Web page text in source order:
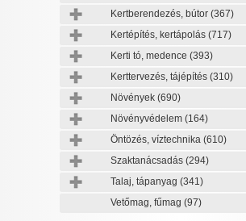
Kertberendezés, bútor (367)
Kertépítés, kertápolás (717)
Kerti tó, medence (393)
Kerttervezés, tájépítés (310)
Növények (690)
Növényvédelem (164)
Öntözés, víztechnika (610)
Szaktanácsadás (294)
Talaj, tápanyag (341)
Vetőmag, fűmag (97)